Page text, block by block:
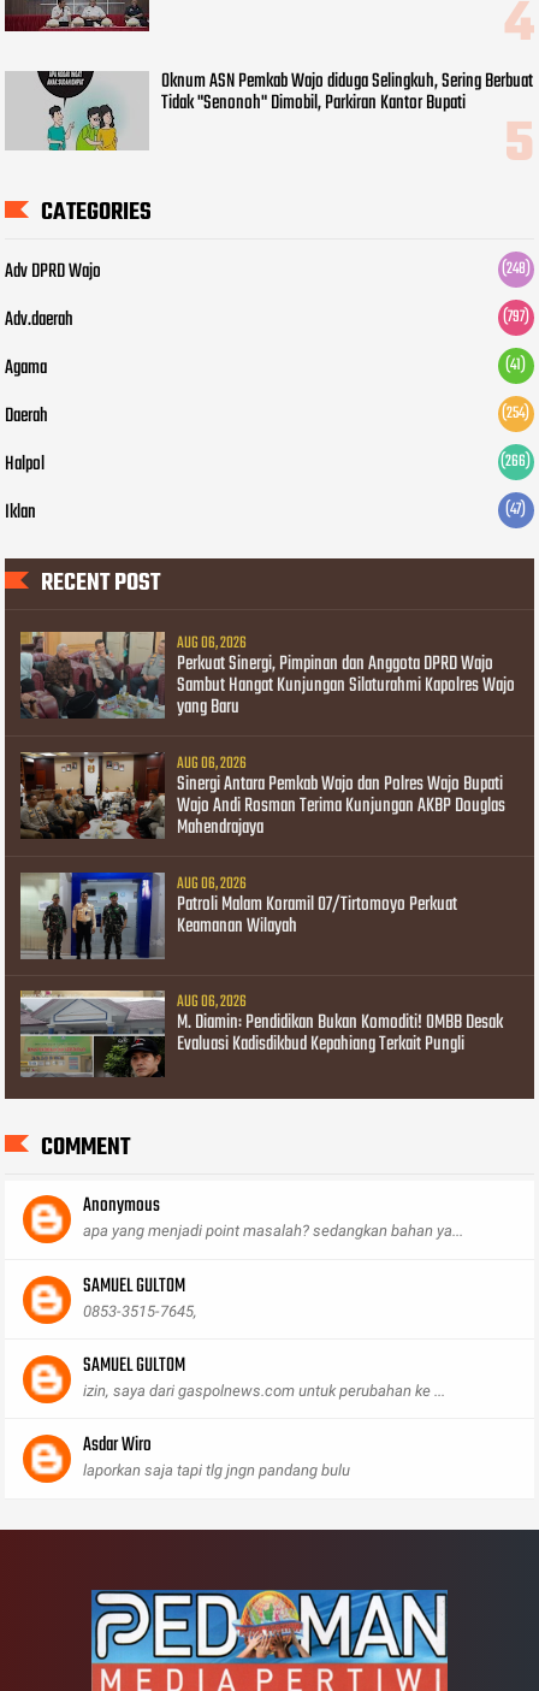
Oknum ASN Pemkab Wajo diduga Selingkuh, Sering Berbuat
Tidak "Senonoh" Dimobil, Parkiran Kantor Bupati
CATEGORIES
Adv DPRD Wajo (248)
Adv.daerah (797)
Agama (41)
Daerah (254)
Halpol (266)
Iklan (47)
RECENT POST
AUG 06, 2026
Perkuat Sinergi, Pimpinan dan Anggota DPRD Wajo
Sambut Hangat Kunjungan Silaturahmi Kapolres Wajo
yang Baru
AUG 06, 2026
Sinergi Antara Pemkab Wajo dan Polres Wajo Bupati
Wajo Andi Rosman Terima Kunjungan AKBP Douglas
Mahendrajaya
AUG 06, 2026
Patroli Malam Koramil 07/Tirtomoyo Perkuat
Keamanan Wilayah
AUG 06, 2026
M. Diamin: Pendidikan Bukan Komoditi! OMBB Desak
Evaluasi Kadisdikbud Kepahiang Terkait Pungli
COMMENT
Anonymous
apa yang menjadi point masalah? sedangkan bahan ya...
SAMUEL GULTOM
0853-3515-7645,
SAMUEL GULTOM
izin, saya dari gaspolnews.com untuk perubahan ke ...
Asdar Wiro
laporkan saja tapi tlg jngn pandang bulu